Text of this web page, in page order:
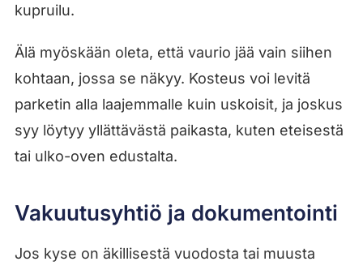
kupruilu.
Älä myöskään oleta, että vaurio jää vain siihen
kohtaan, jossa se näkyy. Kosteus voi levitä
parketin alla laajemmalle kuin uskoisit, ja joskus
syy löytyy yllättävästä paikasta, kuten eteisestä
tai ulko-oven edustalta.
Vakuutusyhtiö ja dokumentointi
Jos kyse on äkillisestä vuodosta tai muusta